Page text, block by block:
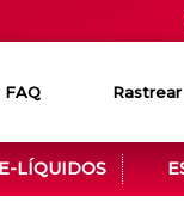
FAQ
E-LÍQUIDOS